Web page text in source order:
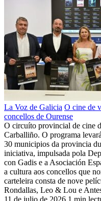
La Voz de Galicia O cine de
concellos de Ourense
O circuíto provincial de cine
Carballiño. O programa
30 municipios da provincia
iniciativa, impulsada pola
con Gadis e a Asociación
a cultura aos concellos que
carteleira consta de nove
Rondallas, Leo & Lou e
11 de julio de 2026 1 min